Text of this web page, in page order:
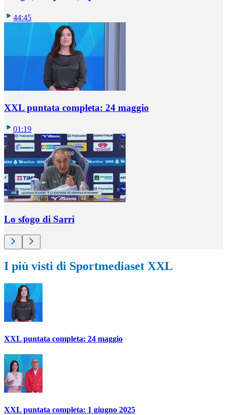
44:45
XXL puntata completa: 24 maggio
01:19
Lo sfogo di Sarri
I più visti di Sportmediaset XXL
XXL puntata completa: 24 maggio
XXL puntata completa: 1 giugno 2025